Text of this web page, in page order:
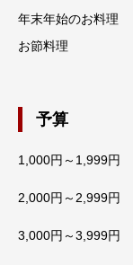
年末年始のお料理
お節料理
予算
1,000円～1,999円
2,000円～2,999円
3,000円～3,999円